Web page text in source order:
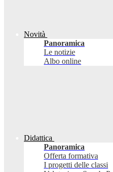
Novità
Panoramica
Le notizie
Albo online
Didattica
Panoramica
Offerta formativa
I progetti delle classi